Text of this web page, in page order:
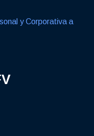
y Corporativa a